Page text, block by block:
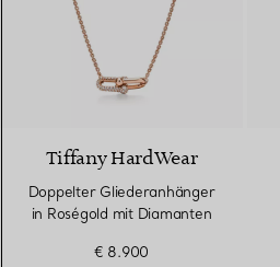
Tiffany HardWear
Doppelter Gliederanhänger
in Roségold mit Diamanten
€ 8.900